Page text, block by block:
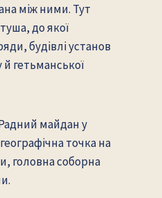
між ними. Тут
до якої
будівлі установ
гетьманської
майдан у
точка на
головна соборна